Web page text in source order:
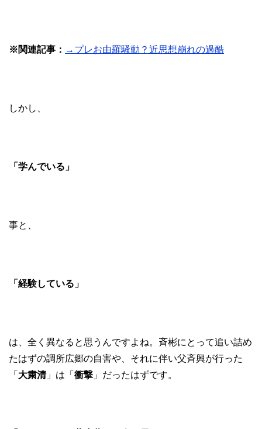
※関連記事： →プレお由羅騒動？近思想崩れの過酷
しかし、
「学んでいる」
事と、
「経験している」
は、全く異なると思うんですよね。斉彬にとって追い詰め
たはずの調所広郷の自害や、それに伴い父斉興が行った
「 大粛清」は「 衝撃 」だったはずです。